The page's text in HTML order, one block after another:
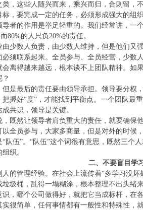
，这些人随兴而来，乘兴而归，合则留
，要完成一定的任务，必须形成强大的组
者的作用是举足轻重的。我们经常讲，
80%的人只负20%的责任。
少数人负责，由少数人维持，但是他们
须联系起来。全员参与、全员经营，少数
离得越来越远，根本谈不上团队精神。
是最后的责任要由领导承担。领导要分
握好“度”，才能找到平衡点。一个团队
共识，领导是关键。
既然让领导者肩负重大的责任，就要确保
全员参与，大家多商量，但是对外的时候
队伍”。“队伍”这个词很有意思，既然三个
织。
二、不要盲目学
的管理经验。在社会上流传着“多学习没
圾桶，乱得一塌糊涂，根本整理不出头绪来
，哪个公司做得好，就把它当成标杆，
很简单，任何事情都有一般性和特殊性，